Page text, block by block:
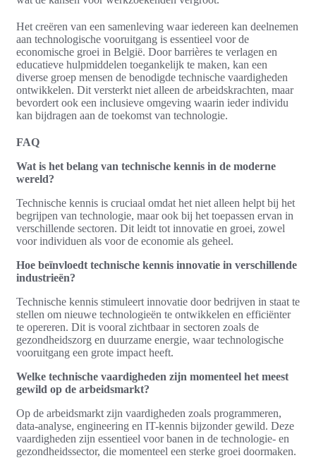
Het creëren van een samenleving waar iedereen kan deelnemen
aan technologische vooruitgang is essentieel voor de
economische groei in België. Door barrières te verlagen en
educatieve hulpmiddelen toegankelijk te maken, kan een
diverse groep mensen de benodigde technische vaardigheden
ontwikkelen. Dit versterkt niet alleen de arbeidskrachten, maar
bevordert ook een inclusieve omgeving waarin ieder individu
kan bijdragen aan de toekomst van technologie.
FAQ
Wat is het belang van technische kennis in de moderne
wereld?
Technische kennis is cruciaal omdat het niet alleen helpt bij het
begrijpen van technologie, maar ook bij het toepassen ervan in
verschillende sectoren. Dit leidt tot innovatie en groei, zowel
voor individuen als voor de economie als geheel.
Hoe beïnvloedt technische kennis innovatie in verschillende
industrieën?
Technische kennis stimuleert innovatie door bedrijven in staat te
stellen om nieuwe technologieën te ontwikkelen en efficiënter
te opereren. Dit is vooral zichtbaar in sectoren zoals de
gezondheidszorg en duurzame energie, waar technologische
vooruitgang een grote impact heeft.
Welke technische vaardigheden zijn momenteel het meest
gewild op de arbeidsmarkt?
Op de arbeidsmarkt zijn vaardigheden zoals programmeren,
data-analyse, engineering en IT-kennis bijzonder gewild. Deze
vaardigheden zijn essentieel voor banen in de technologie- en
gezondheidssector, die momenteel een sterke groei doormaken.